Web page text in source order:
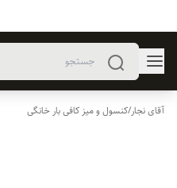
آقای نجار/کنسول و میز کافی بار خانگی